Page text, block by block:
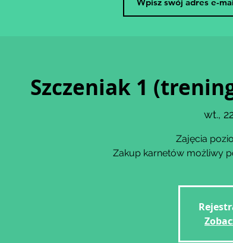
Szczeniak 1
wt.,
Zajęcia
Zakup karnetów możliwy